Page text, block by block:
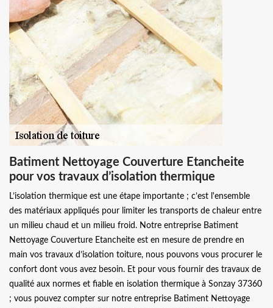
Batiment Nettoyage Couverture Etancheite
pour vos travaux d’isolation thermique
L’isolation thermique est une étape importante ; c’est l'ensemble
des matériaux appliqués pour limiter les transports de chaleur entre
un milieu chaud et un milieu froid. Notre entreprise Batiment
Nettoyage Couverture Etancheite est en mesure de prendre en
main vos travaux d’isolation toiture, nous pouvons vous procurer le
confort dont vous avez besoin. Et pour vous fournir des travaux de
qualité aux normes et fiable en isolation thermique à Sonzay 37360
; vous pouvez compter sur notre entreprise Batiment Nettoyage